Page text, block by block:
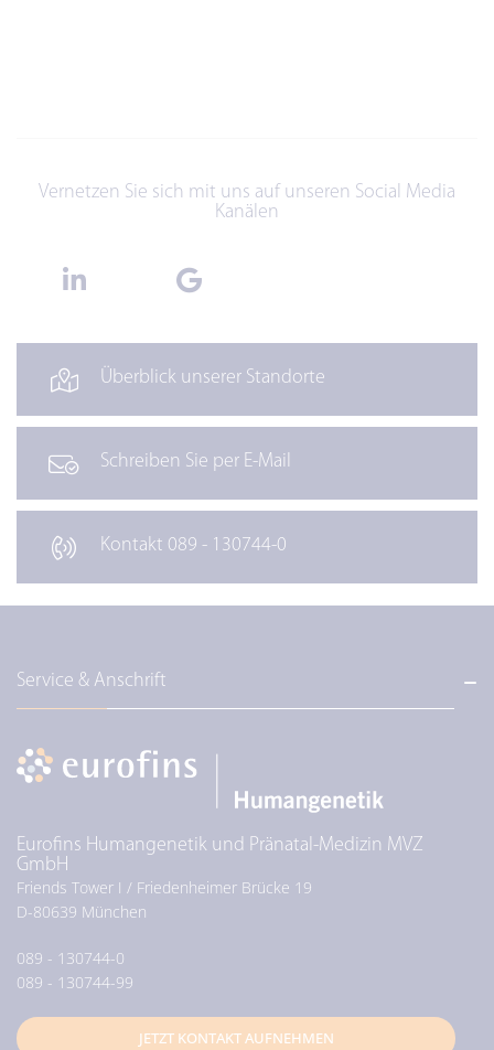
Vernetzen Sie sich mit uns auf unseren Social Media
Kanälen
Überblick unserer Standorte
Schreiben Sie per E-Mail
Kontakt 089 - 130744-0
Service & Anschrift
Eurofins Humangenetik und Pränatal-Medizin MVZ
GmbH
Friends Tower I / Friedenheimer Brücke 19
D-80639 München
089 - 130744-0
089 - 130744-99
JETZT KONTAKT AUFNEHMEN